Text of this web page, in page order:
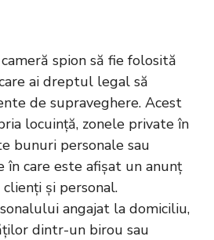
spion să fie folosită
ai dreptul legal să
de supraveghere. Acest
locuință, zonele private în
bunuri personale sau
în care este afișat un anunț
și personal.
angajat la domiciliu,
dintr-un birou sau